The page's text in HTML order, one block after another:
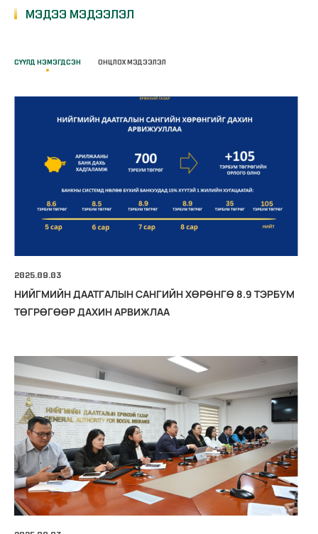
МЭДЭЭ МЭДЭЭЛЭЛ
СҮҮЛД НЭМЭГДСЭН ОНЦЛОХ МЭДЭЭЛЭЛ
2025.09.03
НИЙГМИЙН ДААТГАЛЫН САНГИЙН ХӨРӨНГӨ 8.9 ТЭРБУМ
ТӨГРӨГӨӨР ДАХИН АРВИЖЛАА